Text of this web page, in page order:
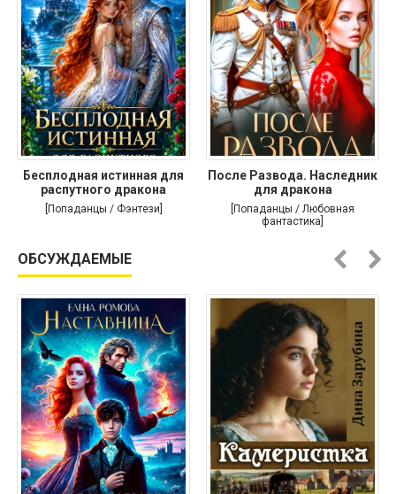
Бесплодная истинная для
распутного дракона
[Попаданцы / Фэнтези]
После Развода. Наследник
для дракона
[Попаданцы / Любовная
фантастика]
ОБСУЖДАЕМЫЕ